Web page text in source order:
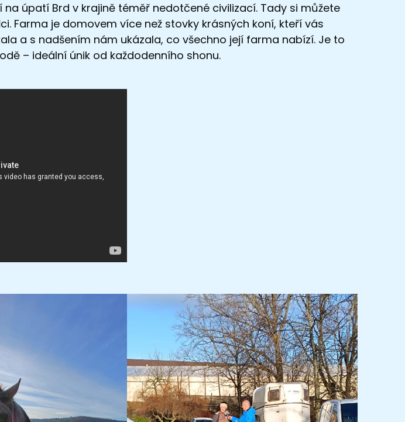
úpatí Brd v krajině téměř nedotčené civilizací. Tady si můžete
Farma je domovem více než stovky krásných koní, kteří vás
a s nadšením nám ukázala, co všechno její farma nabízí. Je to
– ideální únik od každodenního shonu.